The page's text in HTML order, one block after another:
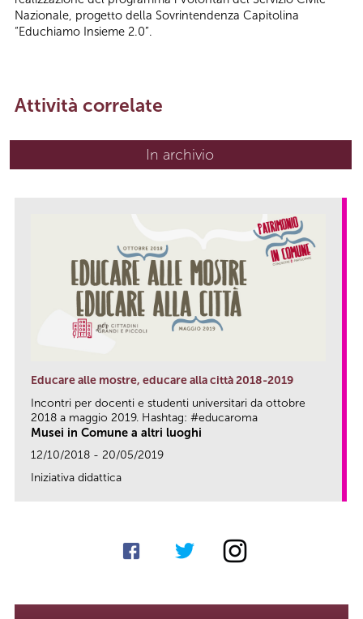
Nazionale, progetto della Sovrintendenza Capitolina
“Educhiamo Insieme 2.0”.
Attività correlate
In archivio
Educare alle mostre, educare alla città 2018-2019
Incontri per docenti e studenti universitari da ottobre
2018 a maggio 2019. Hashtag: #educaroma
Musei in Comune a altri luoghi
12/10/2018 - 20/05/2019
Iniziativa didattica